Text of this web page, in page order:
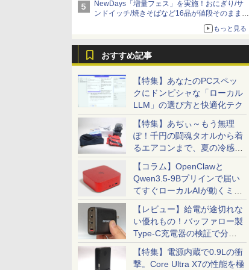
NewDays「増量フェス」を実施！おにぎり/サ
ンドイッチ/焼きそばなど16品が値段そのままで
もっと見る
おすすめ記事
【特集】あなたのPCスペッ
クにドンピシャな「ローカル
LLM」の選び方と快適化テク
【特集】あぢぃ～もう無理
ぽ！千円の闘魂タオルから着
るエアコンまで、夏の冷感グ
ッズ一挙紹介
【コラム】OpenClawと
Qwen3.5-9Bプリインで届い
てすぐローカルAIが動くミニ
PC「SER9 Pro」
【レビュー】給電が途切れな
い優れもの！バッファロー製
Type-C充電器の検証で分か
ったこと
【特集】電源内蔵で0.9Lの衝
撃。Core Ultra X7の性能を極